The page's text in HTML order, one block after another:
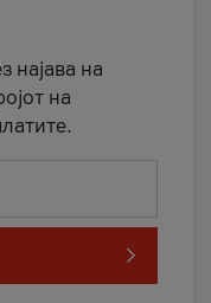
најава на
на